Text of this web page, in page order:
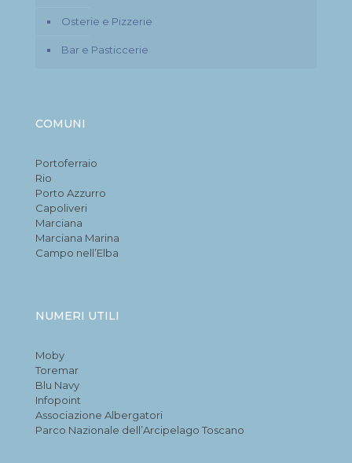
Osterie e Pizzerie
Bar e Pasticcerie
COMUNI
Portoferraio
Rio
Porto Azzurro
Capoliveri
Marciana
Marciana Marina
Campo nell’Elba
NUMERI UTILI
Moby
Toremar
Blu Navy
Infopoint
Associazione Albergatori
Parco Nazionale dell’Arcipelago Toscano